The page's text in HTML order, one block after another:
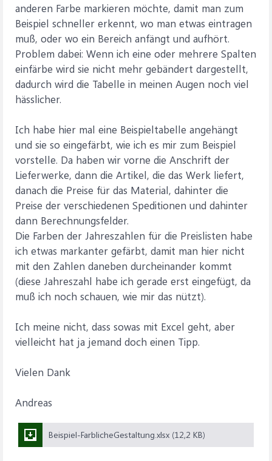
anderen Farbe markieren möchte, damit man zum
Beispiel schneller erkennt, wo man etwas eintragen
muß, oder wo ein Bereich anfängt und aufhört.
Problem dabei: Wenn ich eine oder mehrere Spalten
einfärbe wird sie nicht mehr gebändert dargestellt,
dadurch wird die Tabelle in meinen Augen noch viel
hässlicher.
Ich habe hier mal eine Beispieltabelle angehängt
und sie so eingefärbt, wie ich es mir zum Beispiel
vorstelle. Da haben wir vorne die Anschrift der
Lieferwerke, dann die Artikel, die das Werk liefert,
danach die Preise für das Material, dahinter die
Preise der verschiedenen Speditionen und dahinter
dann Berechnungsfelder.
Die Farben der Jahreszahlen für die Preislisten habe
ich etwas markanter gefärbt, damit man hier nicht
mit den Zahlen daneben durcheinander kommt
(diese Jahreszahl habe ich gerade erst eingefügt, da
muß ich noch schauen, wie mir das nützt).
Ich meine nicht, dass sowas mit Excel geht, aber
vielleicht hat ja jemand doch einen Tipp.
Vielen Dank
Andreas
Beispiel-FarblicheGestaltung.xlsx (12,2 KB)